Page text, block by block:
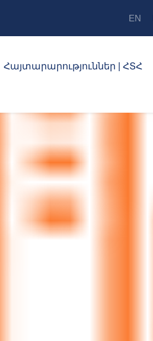
EN
Հայտարարություններ | ՀՏՀ